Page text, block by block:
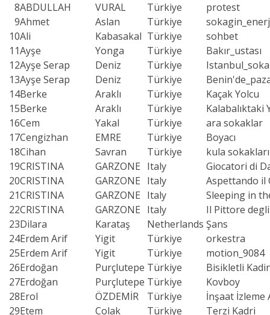
8ABDULLAH VURAL Türkiye
protest
9Ahmet Aslan Türkiye
10Ali Kabasakal Türkiye
sohbet
11Ayşe Yonga Türkiye
Bakır_ustası
12Ayşe Serap Deniz Türkiye
13Ayşe Serap Deniz Türkiye
14Berke Araklı Türkiye
Kaçak Yolcu
15Berke Araklı Türkiye
Kalabalıktaki
16Cem Yakal Türkiye
ara sokaklar
17Cengizhan EMRE Türkiye
Boyacı
18Cihan Savran Türkiye
kula sokakları
19CRISTINA GARZONE Italy
Giocatori di
20CRISTINA GARZONE Italy
Aspettando il
21CRISTINA GARZONE Italy
Sleeping in
22CRISTINA GARZONE Italy
Il Pittore
23Dilara Karataş Netherlands Şans
24Erdem Arif Yigit Türkiye
orkestra
25Erdem Arif Yigit Türkiye
motion_9084
26Erdoğan Purçlutepe Türkiye
Bisikletli
27Erdoğan Purçlutepe Türkiye
Kovboy
28Erol ÖZDEMİR Türkiye
İnşaat İzleme
29Etem Colak Türkiye
Terzi Kadri